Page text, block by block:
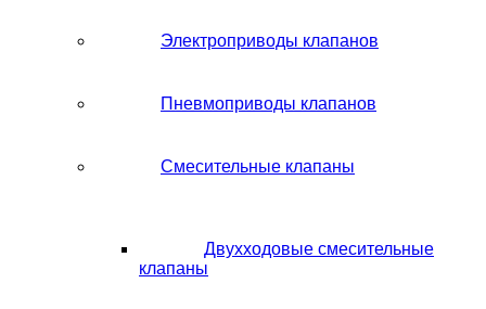
Электроприводы клапанов
Пневмоприводы клапанов
Смесительные клапаны
Двухходовые смесительные
клапаны